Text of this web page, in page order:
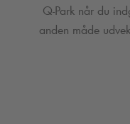
Q-Parknår du
anden måde